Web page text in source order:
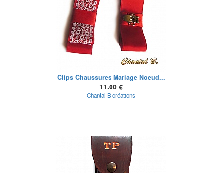
Clips Chaussures Mariage Noeud...
11.00 €
Chantal B créations